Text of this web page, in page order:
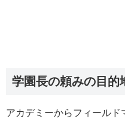
学園長の頼みの目的
アカデミーからフィール